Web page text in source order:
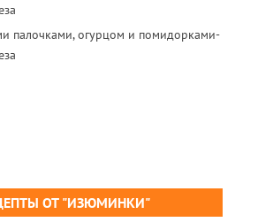
палочками, огурцом и помидорками-
ОТ "ИЗЮМИНКИ"